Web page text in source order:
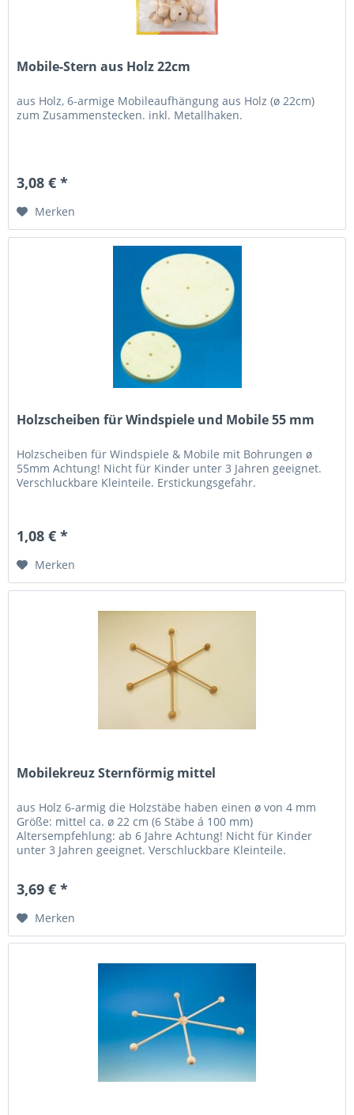
Mobile-Stern aus Holz 22cm
aus Holz, 6-armige Mobileaufhängung aus Holz (ø 22cm)
zum Zusammenstecken. inkl. Metallhaken.
3,08 € *
Merken
Holzscheiben für Windspiele und Mobile 55 mm
Holzscheiben für Windspiele & Mobile mit Bohrungen ø
55mm Achtung! Nicht für Kinder unter 3 Jahren geeignet.
Verschluckbare Kleinteile. Erstickungsgefahr.
1,08 € *
Merken
Mobilekreuz Sternförmig mittel
aus Holz 6-armig die Holzstäbe haben einen ø von 4 mm
Größe: mittel ca. ø 22 cm (6 Stäbe á 100 mm)
Altersempfehlung: ab 6 Jahre Achtung! Nicht für Kinder
unter 3 Jahren geeignet. Verschluckbare Kleinteile.
3,69 € *
Merken